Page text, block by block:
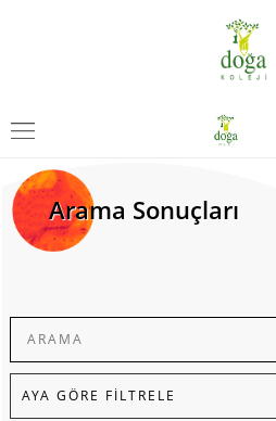
Arama Sonuçları